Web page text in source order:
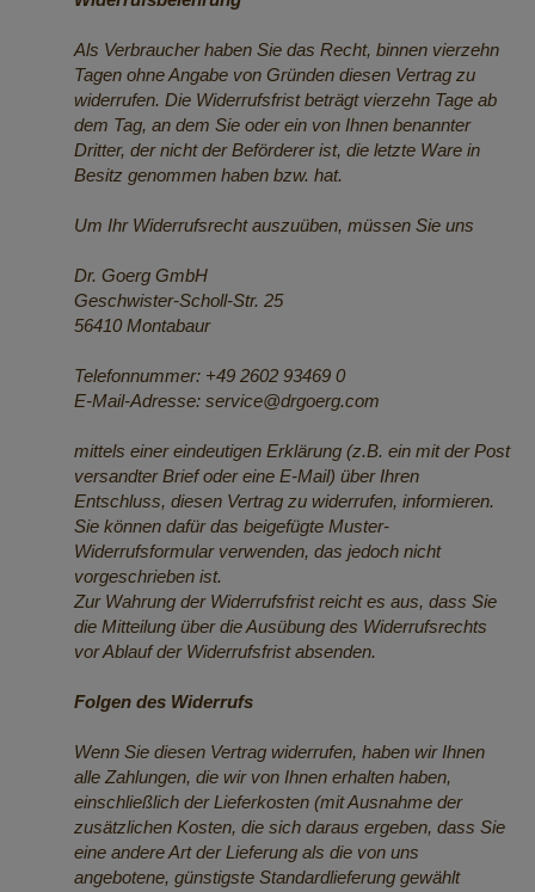
Als Verbraucher haben Sie das Recht, binnen vierzehn
Tagen ohne Angabe von Gründen diesen Vertrag zu
widerrufen. Die Widerrufsfrist beträgt vierzehn Tage ab
dem Tag, an dem Sie oder ein von Ihnen benannter
Dritter, der nicht der Beförderer ist, die letzte Ware in
Besitz genommen haben bzw. hat.
Um Ihr Widerrufsrecht auszuüben, müssen Sie uns
Dr. Goerg GmbH
Geschwister-Scholl-Str. 25
56410 Montabaur
Telefonnummer: +49 2602 93469 0
E-Mail-Adresse: service@drgoerg.com
mittels einer eindeutigen Erklärung (z.B. ein mit der Post
versandter Brief oder eine E-Mail) über Ihren
Entschluss, diesen Vertrag zu widerrufen, informieren.
Sie können dafür das beigefügte Muster-
Widerrufsformular verwenden, das jedoch nicht
vorgeschrieben ist.
Zur Wahrung der Widerrufsfrist reicht es aus, dass Sie
die Mitteilung über die Ausübung des Widerrufsrechts
vor Ablauf der Widerrufsfrist absenden.
Folgen des Widerrufs
Wenn Sie diesen Vertrag widerrufen, haben wir Ihnen
alle Zahlungen, die wir von Ihnen erhalten haben,
einschließlich der Lieferkosten (mit Ausnahme der
zusätzlichen Kosten, die sich daraus ergeben, dass Sie
eine andere Art der Lieferung als die von uns
angebotene, günstigste Standardlieferung gewählt